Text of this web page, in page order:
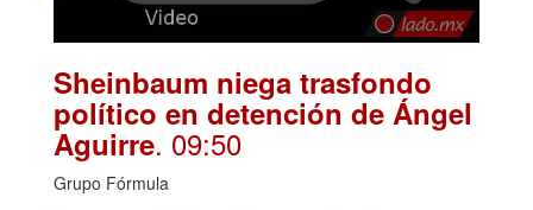
Sheinbaum niega trasfondo
político en detención de Ángel
Aguirre. 09:50
Grupo Fórmula